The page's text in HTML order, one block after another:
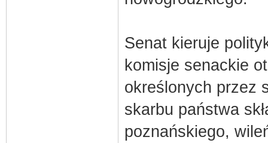
Senat kieruje
komisje senackie
określonych przez
skarbu państwa
poznańskiego,